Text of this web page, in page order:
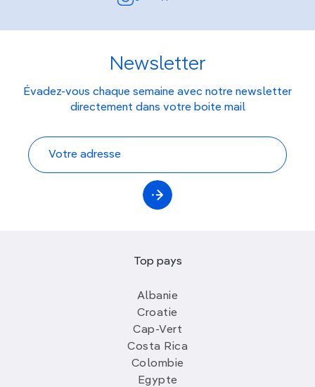
Newsletter
Évadez-vous chaque semaine avec notre newsletter
directement dans votre boite mail
Top pays
Albanie
Croatie
Cap-Vert
Costa Rica
Colombie
Egypte